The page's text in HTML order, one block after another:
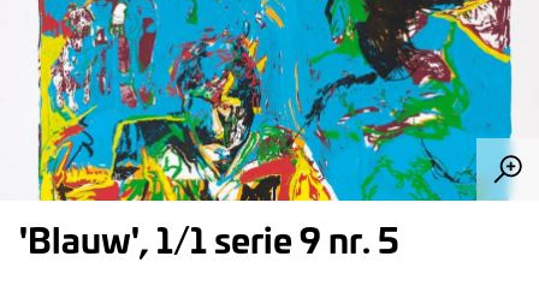
'Blauw', 1/1 serie 9 nr. 5